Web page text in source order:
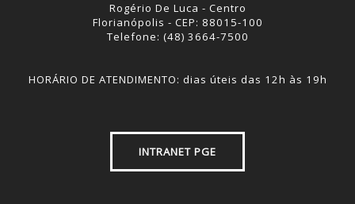
Rogério De Luca - Centro
Florianópolis - CEP: 88015-100
Telefone: (48) 3664-7500
HORÁRIO DE ATENDIMENTO: dias úteis das 12h às 19h
INTRANET PGE